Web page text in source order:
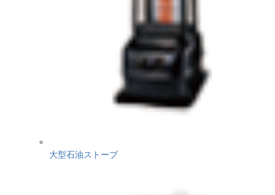
大型石油ストーブ